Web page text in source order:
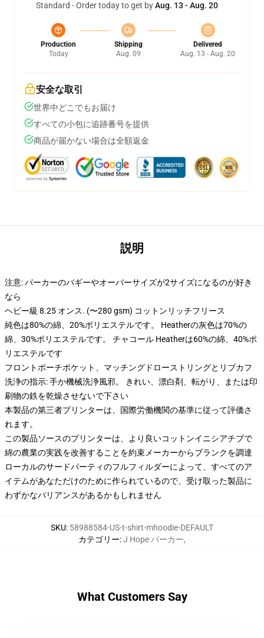
Standard - Order today to get byAug. 13 - Aug. 20
Production
Today
Shipping
Aug. 09
Delivered
Aug. 13 - Aug. 20
安全な取引
世界中どこでもお届け
すべての小包に追跡番号を提供
商品が届かない場合は全額返金
説明
注意: パーカーのバギーやオーバーサイズが2サイズになるのが好き
なら
ヘビー級 8.25 オンス. (〜280 gsm) コットンリッチフリース
純色は80%の綿、20%ポリエステルです。 Heatherの灰色は70%の
綿、30%ポリエステルです。 チャコール Heatherは60%の綿、40%ポ
リエステルです
フロントポーチポケット、マッチングドローストリングとリブカフ
洗浄の指示: 手か機械洗浄風邪。 きれい、漂白剤、転がり、または印
刷物の鉄を乾燥させないで下さい
本製品の第三者プリンターは、国際労働機関の基準に従って評価さ
れます。
この製品ソースのプリンターは、より良いコットンイニシアチブで
綿の農業の実践を改善することを約束メーカーからブランクを調達
ローカルのサードパーティのフルフィルダーによって、すべてのア
イテムがあなただけのために作られているので、受け取った製品に
わずかなバリアンスがあるかもしれません
SKU: 58988584-US-t-shirt-mhoodie-DEFAULT
カテゴリー:J Hope パーカー,
What Customers Say